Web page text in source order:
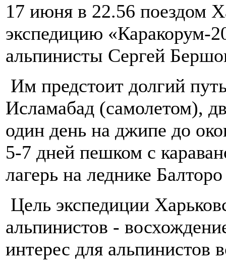
17 июня в 22.56 поездом
экспедицию «Каракорум-
альпинисты Сергей
Им предстоит долгий
Исламабад (самолетом),
один день на джипе до
5-7 дней пешком с
лагерь на леднике
Цель экспедиции
альпинистов -
интерес для альпинистов